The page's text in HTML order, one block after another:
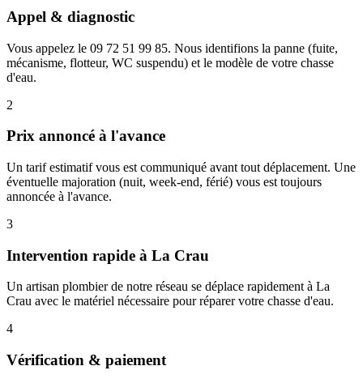
Appel & diagnostic
Vous appelez le 09 72 51 99 85. Nous identifions la panne (fuite,
mécanisme, flotteur, WC suspendu) et le modèle de votre chasse
d'eau.
2
Prix annoncé à l'avance
Un tarif estimatif vous est communiqué avant tout déplacement. Une
éventuelle majoration (nuit, week-end, férié) vous est toujours
annoncée à l'avance.
3
Intervention rapide à La Crau
Un artisan plombier de notre réseau se déplace rapidement à La
Crau avec le matériel nécessaire pour réparer votre chasse d'eau.
4
Vérification & paiement